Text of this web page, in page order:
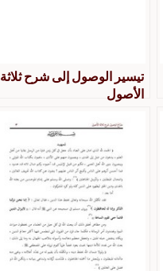
تيسير الوصول إلى شرح ثلاثة
الأصول